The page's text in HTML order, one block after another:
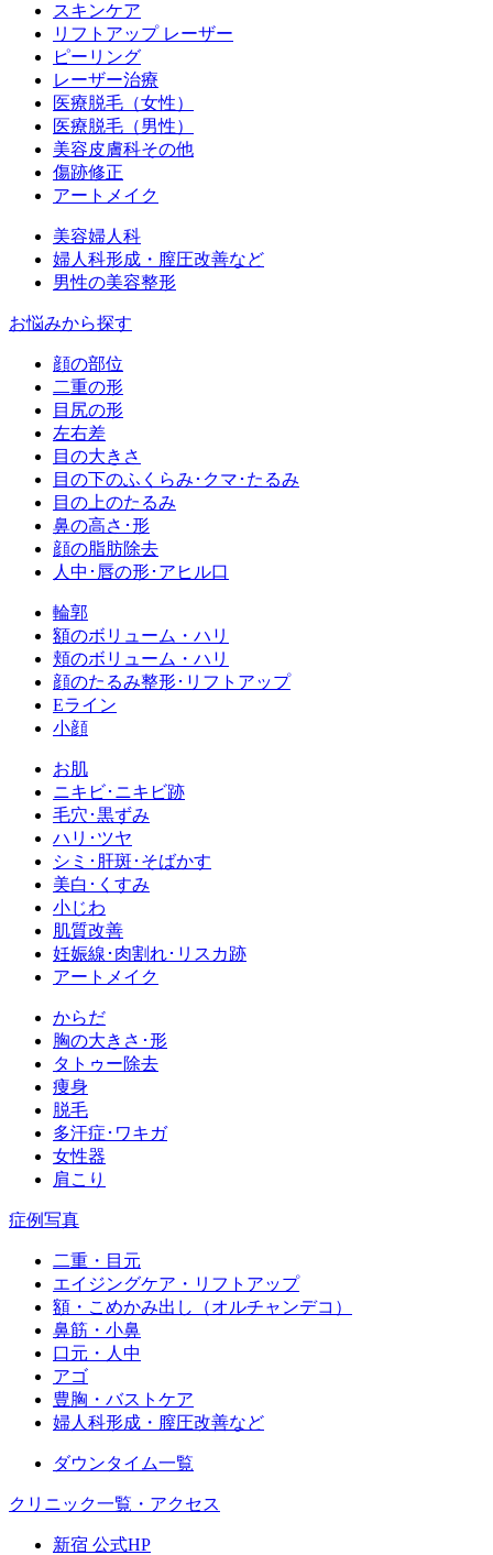
スキンケア
リフトアップ レーザー
ピーリング
レーザー治療
医療脱毛（女性）
医療脱毛（男性）
美容皮膚科その他
傷跡修正
アートメイク
美容婦人科
婦人科形成・膣圧改善など
男性の美容整形
お悩みから探す
顔の部位
二重の形
目尻の形
左右差
目の大きさ
目の下のふくらみ･クマ･たるみ
目の上のたるみ
鼻の高さ･形
顔の脂肪除去
人中･唇の形･アヒル口
輪郭
額のボリューム・ハリ
頬のボリューム・ハリ
顔のたるみ整形･リフトアップ
Eライン
小顔
お肌
ニキビ･ニキビ跡
毛穴･黒ずみ
ハリ･ツヤ
シミ･肝斑･そばかす
美白･くすみ
小じわ
肌質改善
妊娠線･肉割れ･リスカ跡
アートメイク
からだ
胸の大きさ･形
タトゥー除去
痩身
脱毛
多汗症･ワキガ
女性器
肩こり
症例写真
二重・目元
エイジングケア・リフトアップ
額・こめかみ出し（オルチャンデコ）
鼻筋・小鼻
口元・人中
アゴ
豊胸・バストケア
婦人科形成・膣圧改善など
ダウンタイム一覧
クリニック一覧・アクセス
新宿 公式HP